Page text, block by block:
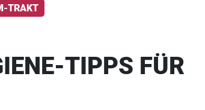
TRAKT
TIPPS FÜR